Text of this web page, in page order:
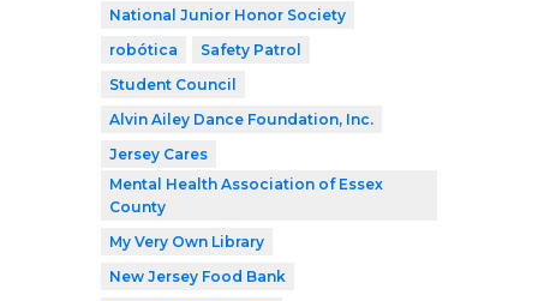
National Junior Honor Society
robótica
Safety Patrol
Student Council
Alvin Ailey Dance Foundation, Inc.
Jersey Cares
Mental Health Association of Essex
County
My Very Own Library
New Jersey Food Bank